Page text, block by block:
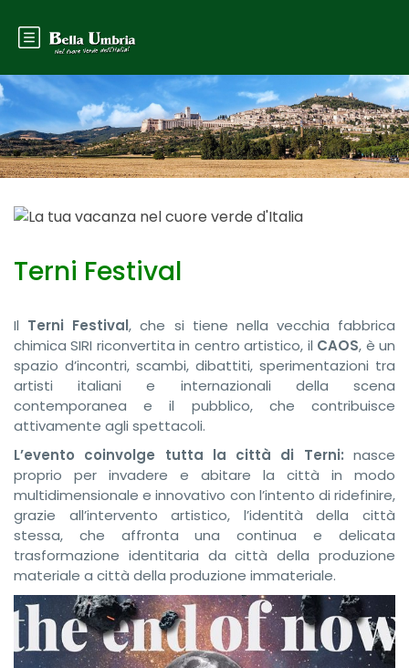
Terni Festival
Il Terni Festival, che si tiene nella vecchia fabbrica
chimica SIRI riconvertita in centro artistico, il CAOS, è un
spazio d’incontri, scambi, dibattiti, sperimentazioni tra
artisti italiani e internazionali della scena
contemporanea e il pubblico, che contribuisce
attivamente agli spettacoli.
L’evento coinvolge tutta la città di Terni: nasce
proprio per invadere e abitare la città in modo
multidimensionale e innovativo con l’intento di ridefinire,
grazie all’intervento artistico, l’identità della città
stessa, che affronta una continua e delicata
trasformazione identitaria da città della produzione
materiale a città della produzione immateriale.